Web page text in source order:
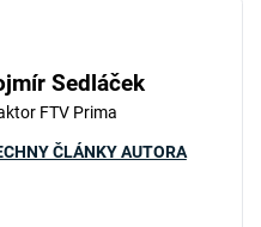
Sedláček
FTV Prima
ČLÁNKY AUTORA